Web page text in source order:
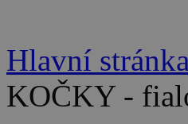
Hlavní stránka
KOČKY -